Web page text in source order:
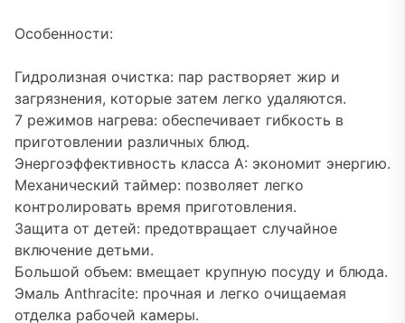
Особенности:
Гидролизная очистка: пар растворяет жир и
загрязнения, которые затем легко удаляются.
7 режимов нагрева: обеспечивает гибкость в
приготовлении различных блюд.
Энергоэффективность класса А: экономит энергию.
Механический таймер: позволяет легко
контролировать время приготовления.
Защита от детей: предотвращает случайное
включение детьми.
Большой объем: вмещает крупную посуду и блюда.
Эмаль Anthracite: прочная и легко очищаемая
отделка рабочей камеры.